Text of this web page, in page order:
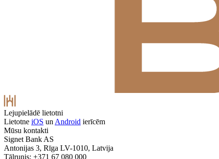
Lejupielādē lietotni
Lietotne iOS un Android ierīcēm
Mūsu kontakti
Signet Bank AS
Antonijas 3, Rīga LV-1010, Latvija
Tālrunis: +371 67 080 000